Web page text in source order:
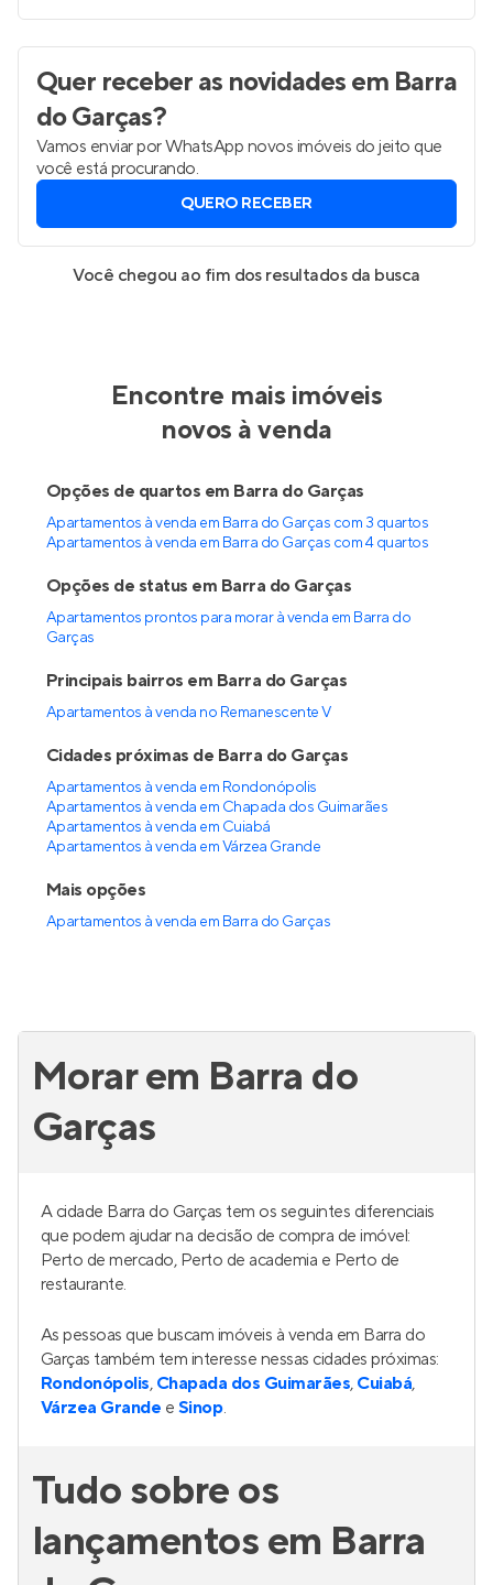
Quer receber as novidadesem Barra
do Garças?
Vamos enviar por WhatsApp novos imóveis do jeito que
você está procurando.
QUERO RECEBER
Você chegou ao fim dos resultados da busca
Encontre mais imóveis
novos à venda
Opções de quartos em Barra do Garças
Apartamentos à venda em Barra do Garças com 3 quartos
Apartamentos à venda em Barra do Garças com 4 quartos
Opções de status em Barra do Garças
Apartamentos prontos para morar à venda em Barra do
Garças
Principais bairros em Barra do Garças
Apartamentos à venda no Remanescente V
Cidades próximas de Barra do Garças
Apartamentos à venda em Rondonópolis
Apartamentos à venda em Chapada dos Guimarães
Apartamentos à venda em Cuiabá
Apartamentos à venda em Várzea Grande
Mais opções
Apartamentos à venda em Barra do Garças
Morar em Barra do
Garças
A cidade Barra do Garças tem os seguintes diferenciais
que podem ajudar na decisão de compra de imóvel:
Perto de mercado, Perto de academia e Perto de
restaurante.
As pessoas que buscam imóveis à venda em Barra do
Garças também tem interesse nessas cidades próximas:
Rondonópolis, Chapada dos Guimarães, Cuiabá,
Várzea Grande e Sinop.
Tudo sobre os
lançamentos em Barra